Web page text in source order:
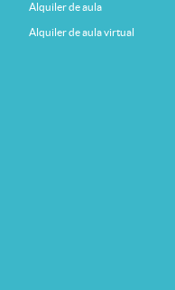
Alquiler de aula
Alquiler de aula virtual